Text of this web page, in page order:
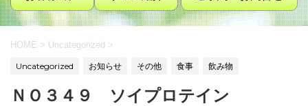
HOME > Uncategorized >
Uncategorized お知らせ その他 食事 飲み物
ＮＯ３４９ ソイプロテイン